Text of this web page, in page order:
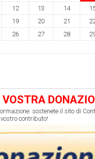
12 13 14
19 20 21
26 27 28
VOSTRA
sostenete il sito di
contributo!